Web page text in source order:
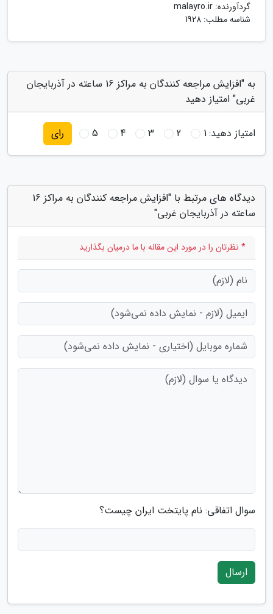
گردآورنده: malayro.ir
شناسه مطلب: 1928
به "افزایش مراجعه کنندگان به مراکز 16 ساعته در آذربایجان
غربی" امتیاز دهید
امتیاز دهید:1
2
3
4
5 رای
دیدگاه های مرتبط با "افزایش مراجعه کنندگان به مراکز 16
ساعته در آذربایجان غربی"
* نظرتان را در مورد این مقاله با ما درمیان بگذارید
سوال اتفاقی: نام پایتخت ایران چیست؟
ارسال